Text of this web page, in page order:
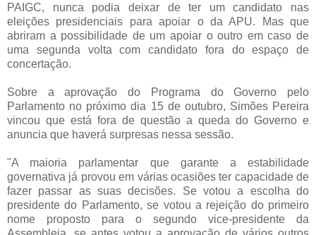
PAIGC, nunca podia deixar de ter um candidato nas
eleições presidenciais para apoiar o da APU. Mas que
abriram a possibilidade de um apoiar o outro em caso de
uma segunda volta com candidato fora do espaço de
concertação.
Sobre a aprovação do Programa do Governo pelo
Parlamento no próximo dia 15 de outubro, Simões Pereira
vincou que está fora de questão a queda do Governo e
anuncia que haverá surpresas nessa sessão.
"A maioria parlamentar que garante a estabilidade
governativa já provou em várias ocasiões ter capacidade de
fazer passar as suas decisões. Se votou a escolha do
presidente do Parlamento, se votou a rejeição do primeiro
nome proposto para o segundo vice-presidente da